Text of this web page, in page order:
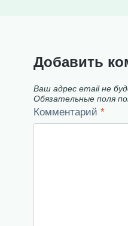
Добавить
Ваш адрес email не
Обязательные поля
Комментарий *